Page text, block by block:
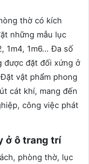
thờ có kích
những mẫu lục
1m4, 1m6… Đa số
được đặt đối xứng ở
vật phẩm phong
cát khí, mang đến
công việc phát
ở ô trang trí
phòng thờ, lục